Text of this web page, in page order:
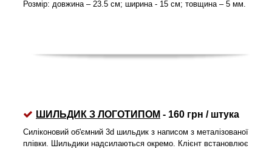
Розмір: довжина – 23.5 см; ширина - 15 см; товщина – 5 мм.
ШИЛЬДИК З ЛОГОТИПОМ - 160 грн / штука
Силіконовий об'ємний 3d шильдик з написом з металізованої
плівки. Шильдики надсилаються окремо. Клієнт встановлює